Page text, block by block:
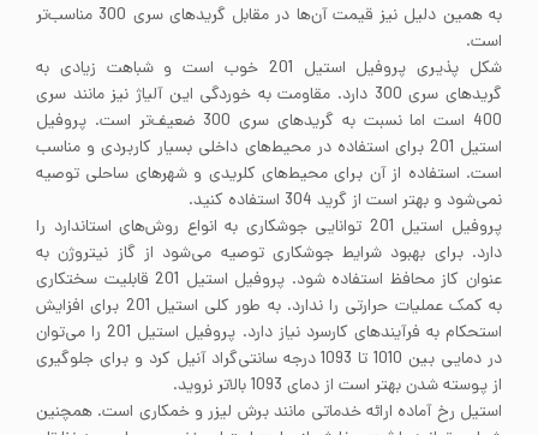
به همین دلیل نیز قیمت آن‌ها در مقابل گریدهای سری 300 مناسب‌تر
است.
شکل پذیری پروفیل استیل 201 خوب است و شباهت زیادی به
گریدهای سری 300 دارد. مقاومت به خوردگی این آلیاژ نیز مانند سری
400 است اما نسبت به گریدهای سری 300 ضعیف‌تر است. پروفیل
استیل 201 برای استفاده در محیط‌های داخلی بسیار کاربردی و مناسب
است. استفاده از آن برای محیط‌های کلریدی و شهرهای ساحلی توصیه
نمی‌شود و بهتر است از گرید 304 استفاده کنید.
پروفیل استیل 201 توانایی جوشکاری به انواع روش‌های استاندارد را
دارد. برای بهبود شرایط جوشکاری توصیه می‌شود از گاز نیتروژن به
عنوان کاز محافظ استفاده شود. پروفیل استیل 201 قابلیت سختکاری
به کمک عملیات حرارتی را ندارد. به طور کلی استیل 201 برای افزایش
استحکام به فرآیندهای کارسرد نیاز دارد. پروفیل استیل 201 را می‌توان
در دمایی بین 1010 تا 1093 درجه سانتی‌گراد آنیل کرد و برای جلوگیری
از پوسته شدن بهتر است از دمای 1093 بالاتر نروید.
استیل رخ آماده ارائه خدماتی مانند برش لیزر و خمکاری است. همچنین